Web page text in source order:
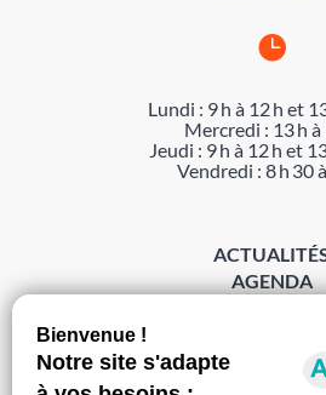

Lundi : 9 h à 12 h et
Mercredi : 13 h à
Jeudi : 9 h à 12 h et
Vendredi : 8 h 30
AGENDA
MENTIONS
PROTECTION DES